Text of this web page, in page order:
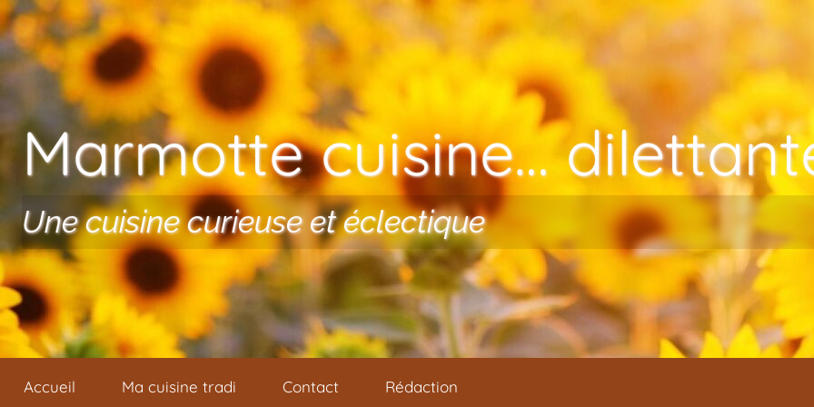
Aller au contenu
Marmotte cuisine…
Une cuisine curieuse et éclectique
Accueil Ma cuisine tradi Contact Rédaction